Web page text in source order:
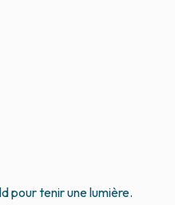
pour tenir une lumière.